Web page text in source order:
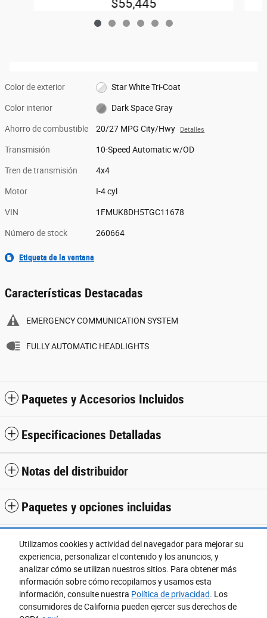
Utilizamos cookies y actividad del navegador para mejorar su
experiencia, personalizar el contenido y los anuncios, y
analizar cómo se utilizan nuestros sitios. Para obtener más
información sobre cómo recopilamos y usamos esta
información, consulte nuestra Política de privacidad. Los
consumidores de California pueden ejercer sus derechos de
$55,445
Color de exterior Star White Tri-Coat
Color interior Dark Space Gray
Ahorro de combustible 20/27 MPG City/Hwy Detalles
Transmisión 10-Speed Automatic w/OD
Tren de transmisión 4x4
Motor I-4 cyl
VIN 1FMUK8DH5TGC11678
Número de stock 260664
Etiqueta de la ventana
Características Destacadas
EMERGENCY COMMUNICATION SYSTEM
FULLY AUTOMATIC HEADLIGHTS
Paquetes y Accesorios Incluidos
Especificaciones Detalladas
Notas del distribuidor
Paquetes y opciones incluidas
Ubicado en
Camelback Ford
Detalles de Ubicación
Sitio web